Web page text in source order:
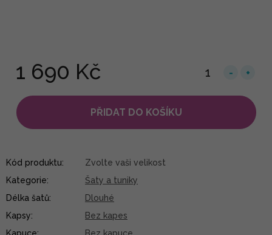
1 690 Kč
PŘIDAT DO KOŠÍKU
Kód produktu:
Zvolte vaši velikost
Kategorie:
Šaty a tuniky
Délka šatů:
Dlouhé
Kapsy:
Bez kapes